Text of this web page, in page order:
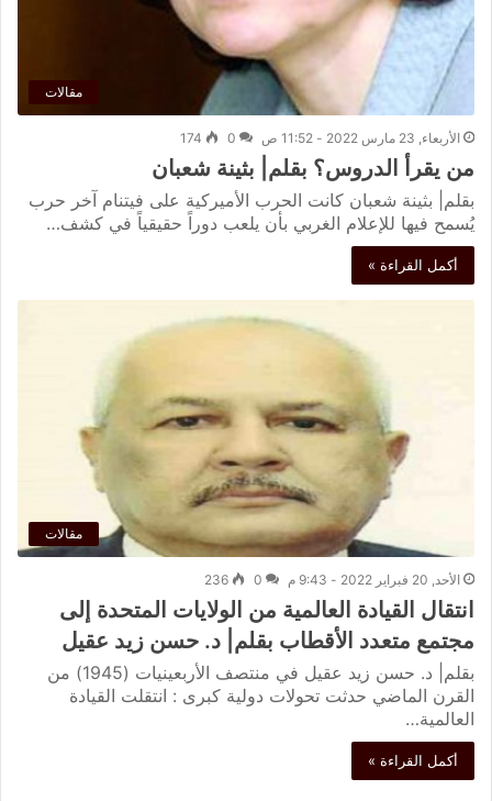
مقالات
الأربعاء, 23 مارس 2022 - 11:52 ص 0
174
من يقرأ الدروس؟ بقلم| بثينة شعبان
بقلم| بثينة شعبان كانت الحرب الأميركية على فيتنام آخر حرب
يُسمح فيها للإعلام الغربي بأن يلعب دوراً حقيقياً في كشف…
أكمل القراءة »
مقالات
الأحد, 20 فبراير 2022 - 9:43 م 0
236
انتقال القيادة العالمية من الولايات المتحدة إلى
مجتمع متعدد الأقطاب بقلم| د. حسن زيد عقيل
بقلم| د. حسن زيد عقيل في منتصف الأربعينيات (1945) من
القرن الماضي حدثت تحولات دولية كبرى : انتقلت القيادة
العالمية…
أكمل القراءة »